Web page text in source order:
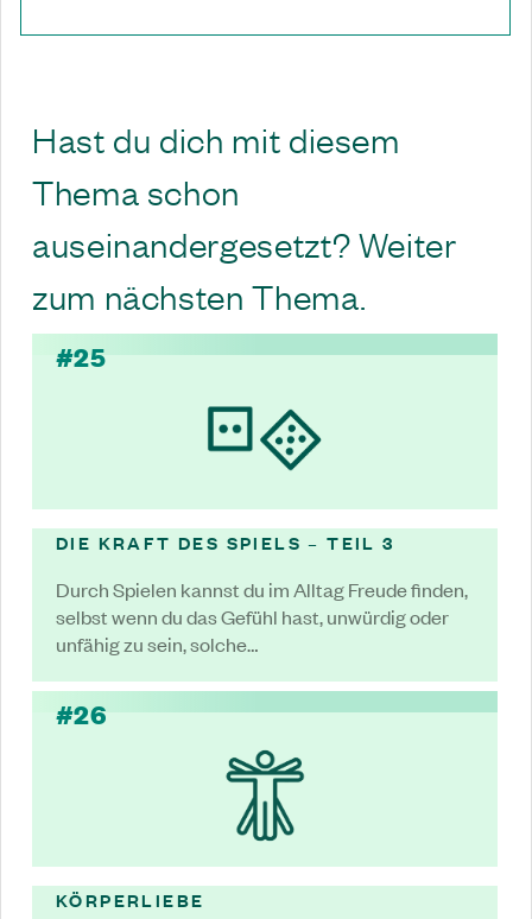
Hast du dich mit diesem
Thema schon
auseinandergesetzt? Weiter
zum nächsten Thema.
#25
DIE KRAFT DES SPIELS – TEIL 3
Durch Spielen kannst du im Alltag Freude finden,
selbst wenn du das Gefühl hast, unwürdig oder
unfähig zu sein, solche…
#26
KÖRPERLIEBE